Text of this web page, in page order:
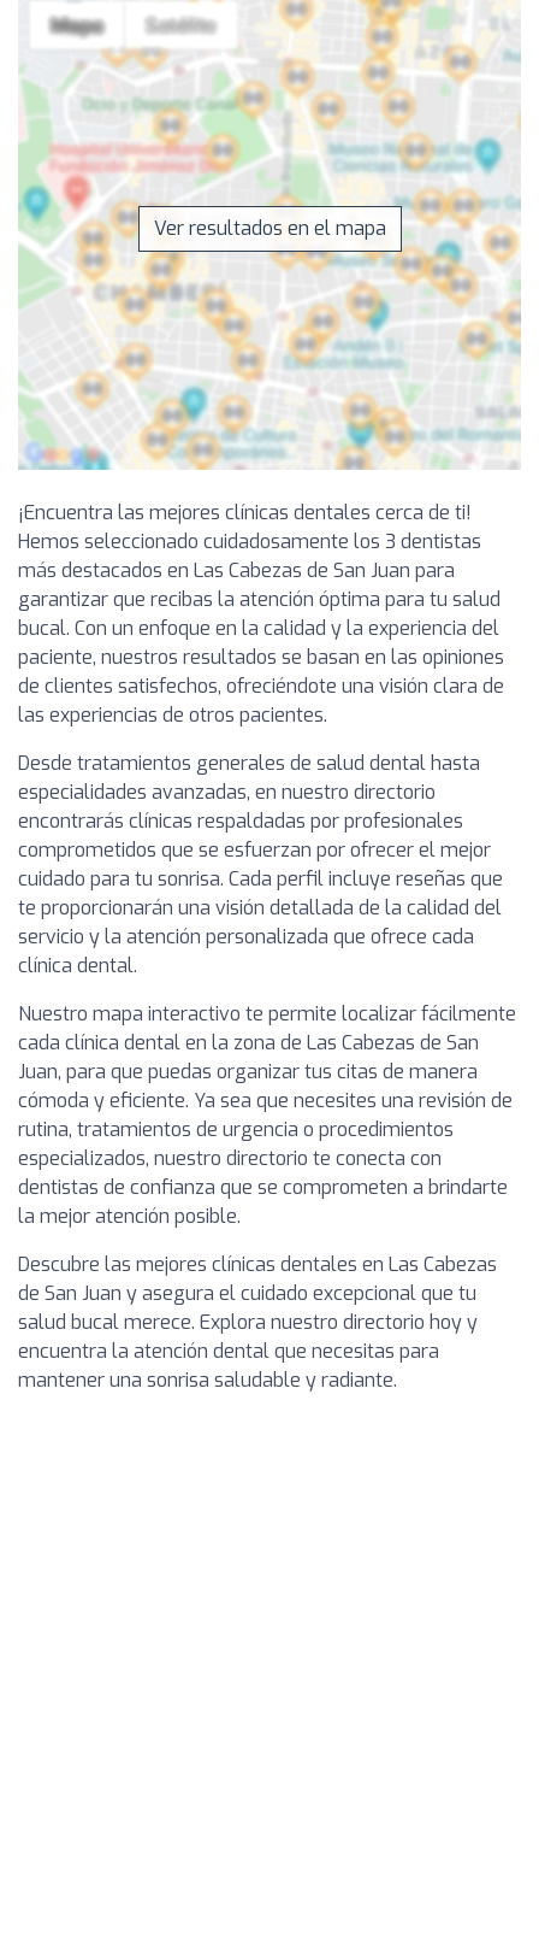
Ver resultados en el mapa
¡Encuentra las mejores clínicas dentales cerca de ti!
Hemos seleccionado cuidadosamente los 3 dentistas
más destacados en Las Cabezas de San Juan para
garantizar que recibas la atención óptima para tu salud
bucal. Con un enfoque en la calidad y la experiencia del
paciente, nuestros resultados se basan en las opiniones
de clientes satisfechos, ofreciéndote una visión clara de
las experiencias de otros pacientes.
Desde tratamientos generales de salud dental hasta
especialidades avanzadas, en nuestro directorio
encontrarás clínicas respaldadas por profesionales
comprometidos que se esfuerzan por ofrecer el mejor
cuidado para tu sonrisa. Cada perfil incluye reseñas que
te proporcionarán una visión detallada de la calidad del
servicio y la atención personalizada que ofrece cada
clínica dental.
Nuestro mapa interactivo te permite localizar fácilmente
cada clínica dental en la zona de Las Cabezas de San
Juan, para que puedas organizar tus citas de manera
cómoda y eficiente. Ya sea que necesites una revisión de
rutina, tratamientos de urgencia o procedimientos
especializados, nuestro directorio te conecta con
dentistas de confianza que se comprometen a brindarte
la mejor atención posible.
Descubre las mejores clínicas dentales en Las Cabezas
de San Juan y asegura el cuidado excepcional que tu
salud bucal merece. Explora nuestro directorio hoy y
encuentra la atención dental que necesitas para
mantener una sonrisa saludable y radiante.